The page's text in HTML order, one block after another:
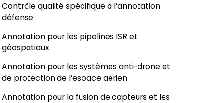
Contrôle qualité spécifique à l’annotation
défense
Annotation pour les pipelines ISR et
géospatiaux
Annotation pour les systèmes anti-drone et
de protection de l’espace aérien
Annotation pour la fusion de capteurs et les